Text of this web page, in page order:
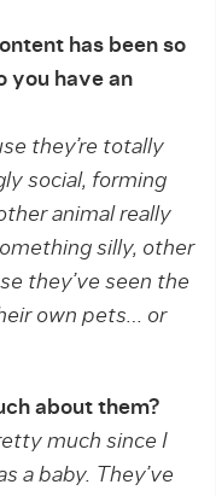
has been so
you have an
they’re totally
social, forming
animal really
silly, other
they’ve seen the
own pets… or
about them?
much since I
a baby. They’ve